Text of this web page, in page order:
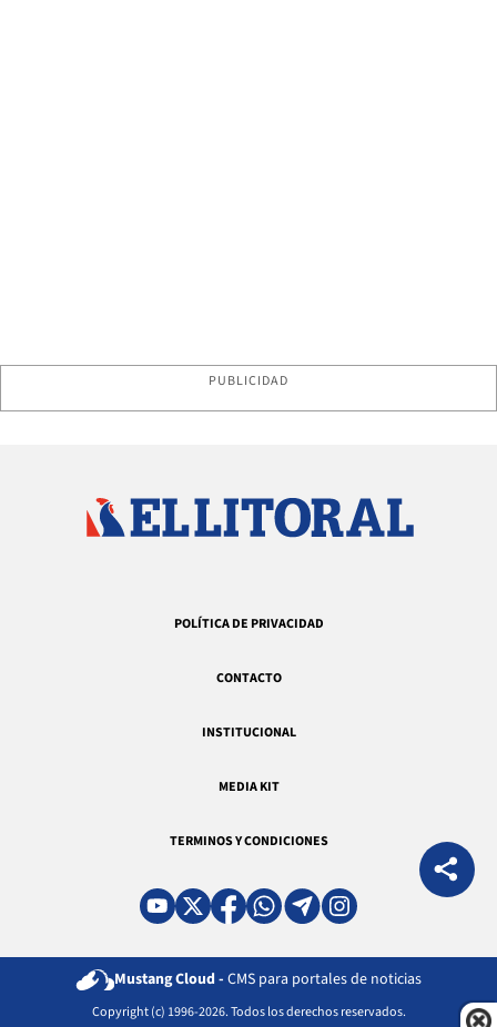
PUBLICIDAD
POLÍTICA DE PRIVACIDAD
CONTACTO
INSTITUCIONAL
MEDIA KIT
TERMINOS Y CONDICIONES
Mustang Cloud - CMS para portales de noticias
Copyright (c) 1996-2026. Todos los derechos reservados.